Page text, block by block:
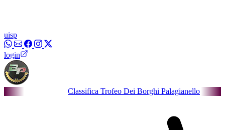
uisp
login
Classifica Trofeo Dei Borghi Palagianello